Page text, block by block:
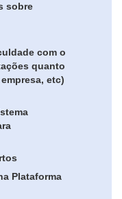
sobre
com o
quanto
etc)
Plataforma